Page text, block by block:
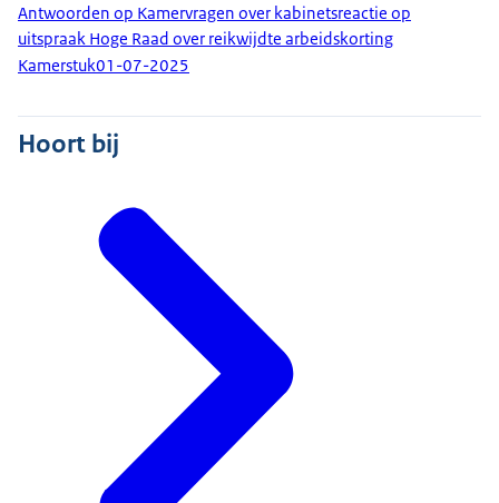
Antwoorden op Kamervragen over kabinetsreactie op
uitspraak Hoge Raad over reikwijdte arbeidskorting
Kamerstuk01-07-2025
Hoort bij